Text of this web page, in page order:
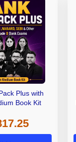
Plus with
Book Kit